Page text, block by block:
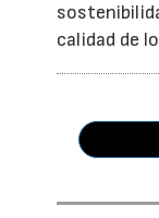
calidad de